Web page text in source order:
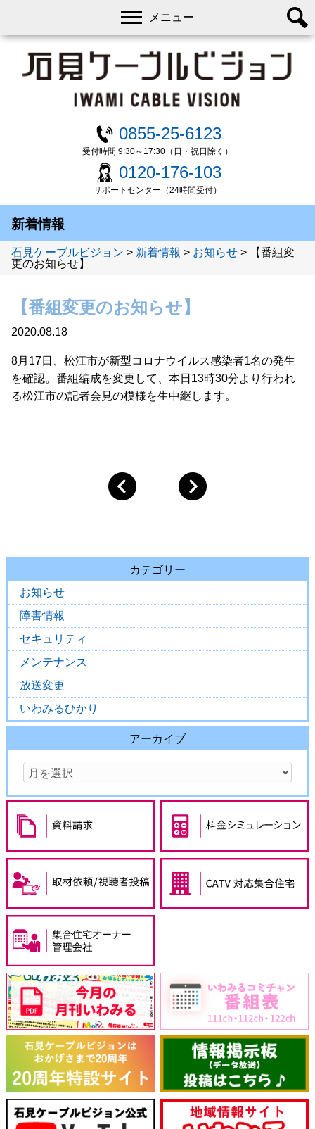
0855-25-6123
受付時間 9:30～17:30（日・祝日除く）
0120-176-103
サポートセンター（24時間受付）
メニュー
新着情報
石見ケーブルビジョン > 新着情報 > お知らせ >
【番組変
更のお知らせ】
【番組変更のお知らせ】
2020.08.18
8月17日、松江市が新型コロナウイルス感染者1名の発生
を確認。番組編成を変更して、本日13時30分より行われ
る松江市の記者会見の模様を生中継します。
カテゴリー
お知らせ
障害情報
セキュリティ
メンテナンス
放送変更
いわみるひかり
アーカイブ